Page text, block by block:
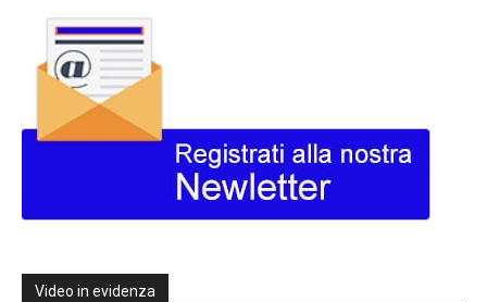
Video in evidenza